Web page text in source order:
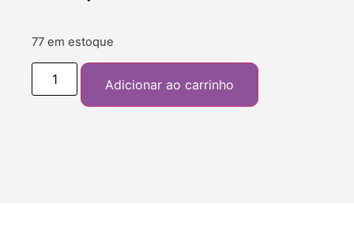
77 em estoque
Adicionar ao carrinho